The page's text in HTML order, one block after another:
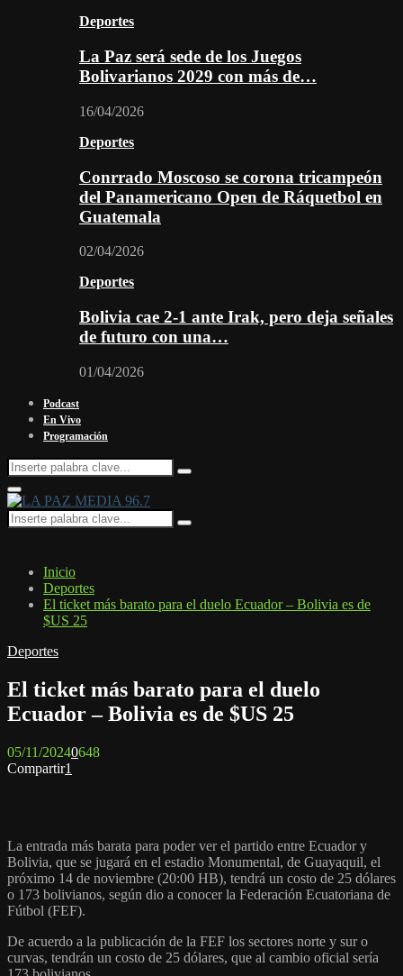
Deportes
La Paz será sede de los Juegos
Bolivarianos 2029 con más de…
16/04/2026
Deportes
Conrrado Moscoso se corona tricampeón
del Panamericano Open de Ráquetbol en
Guatemala
02/04/2026
Deportes
Bolivia cae 2-1 ante Irak, pero deja señales
de futuro con una…
01/04/2026
Podcast
En Vivo
Programación
Search
for:
Search
Facebook
Twitter
Instagram
Youtube
Email
Twitch
Whatsapp
Primary
Menu
Search
for:
Search
Inicio
Deportes
El ticket más barato para el duelo Ecuador – Bolivia es de
$US 25
Deportes
El ticket más barato para el duelo
Ecuador – Bolivia es de $US 25
05/11/20240648
Compartir1
La entrada más barata para poder ver el partido entre Ecuador y
Bolivia, que se jugará en el estadio Monumental, de Guayaquil, el
próximo 14 de noviembre (20:00 HB), tendrá un costo de 25 dólares
o 173 bolivianos, según dio a conocer la Federación Ecuatoriana de
Fútbol (FEF).
De acuerdo a la publicación de la FEF los sectores norte y sur o
curvas, tendrán un costo de 25 dólares, que al cambio oficial sería